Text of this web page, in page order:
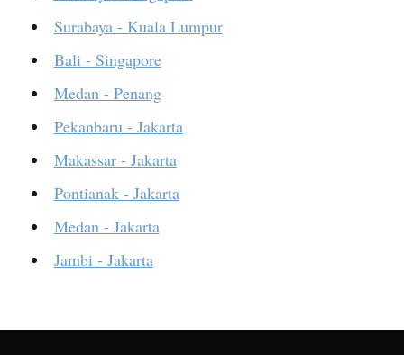
Surabaya - Kuala Lumpur
Bali - Singapore
Medan - Penang
Pekanbaru - Jakarta
Makassar - Jakarta
Pontianak - Jakarta
Medan - Jakarta
Jambi - Jakarta